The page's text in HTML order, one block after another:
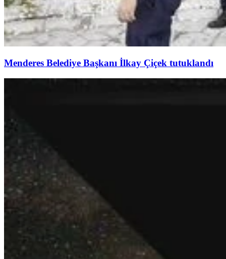
Menderes Belediye Başkanı İlkay Çiçek tutuklandı